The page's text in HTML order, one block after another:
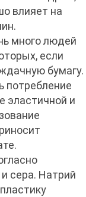
влияет на
много людей
если
бумагу.
потребление
эластичной и
сера. Натрий